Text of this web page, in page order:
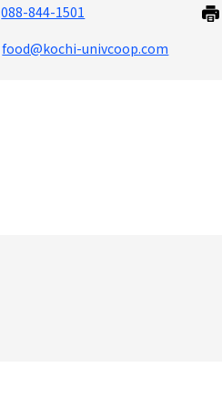
088-844-1501
food@kochi-univcoop.com